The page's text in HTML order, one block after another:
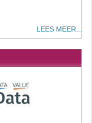
LEES MEER...